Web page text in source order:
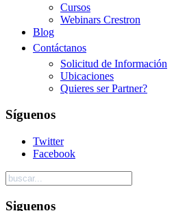
Cursos
Webinars Crestron
Blog
Contáctanos
Solicitud de Información
Ubicaciones
Quieres ser Partner?
Síguenos
Twitter
Facebook
Siguenos